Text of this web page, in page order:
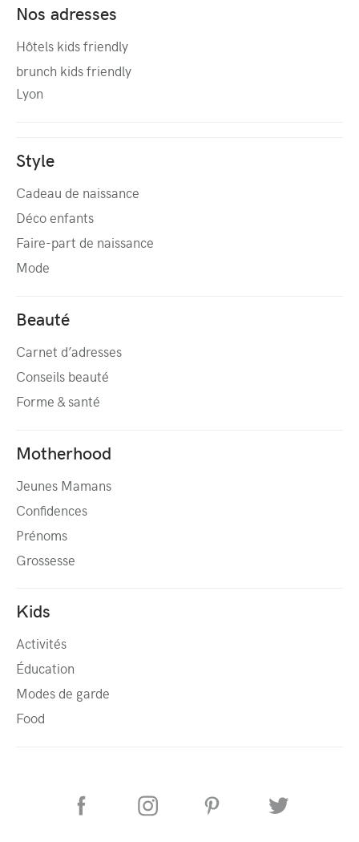
Nos adresses
Hôtels kids friendly
brunch kids friendly
Lyon
Style
Cadeau de naissance
Déco enfants
Faire-part de naissance
Mode
Beauté
Carnet d’adresses
Conseils beauté
Forme & santé
Motherhood
Jeunes Mamans
Confidences
Prénoms
Grossesse
Kids
Activités
Éducation
Modes de garde
Food